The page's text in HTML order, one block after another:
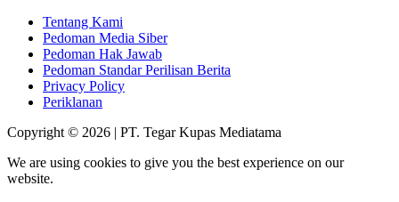
Tentang Kami
Pedoman Media Siber
Pedoman Hak Jawab
Pedoman Standar Perilisan Berita
Privacy Policy
Periklanan
Copyright © 2026 | PT. Tegar Kupas Mediatama
We are using cookies to give you the best experience on our
website.